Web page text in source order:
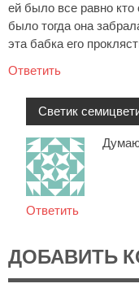
ей было все равно
было тогда она
эта бабка его
Ответить
Светик
Ответить
ДОБАВИТЬ